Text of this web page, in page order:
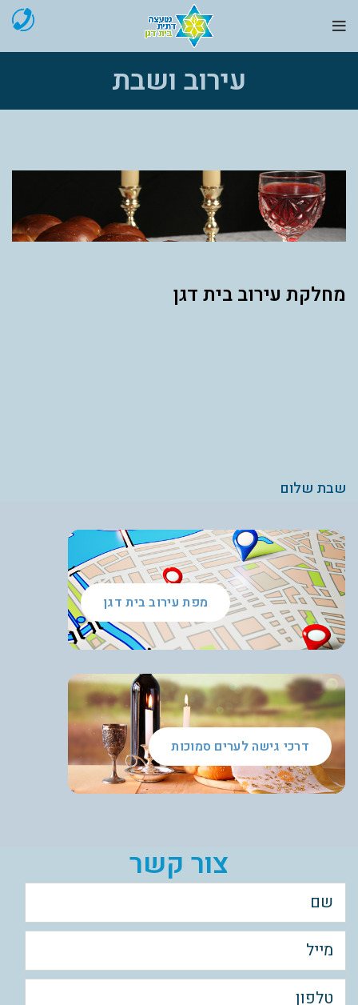
עירוב ושבת
מחלקת עירוב בית דגן
שבת שלום
מפת עירוב בית דגן
דרכי גישה לערים סמוכות
צור קשר